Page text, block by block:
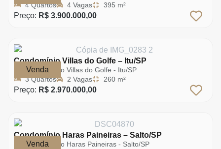
4 Quartos
4 Vagas 395 m²
Preço: R$ 3.900.000,00
Venda
Condomínio Villas do Golfe – Itu/SP
Condomínio Villas do Golfe - Itu/SP
3 Quartos
2 Vagas 260 m²
Preço: R$ 2.970.000,00
Venda
Condomínio Haras Paineiras – Salto/SP
Condomínio Haras Paineiras - Salto/SP